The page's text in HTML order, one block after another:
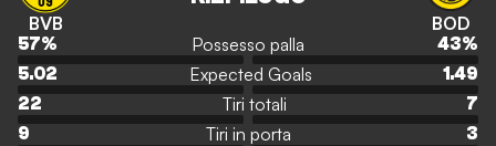
BVB BOD
57% Possesso palla 43%
5.02
Expected Goals
1.49
22
Tiri totali
7
9
Tiri in porta
3